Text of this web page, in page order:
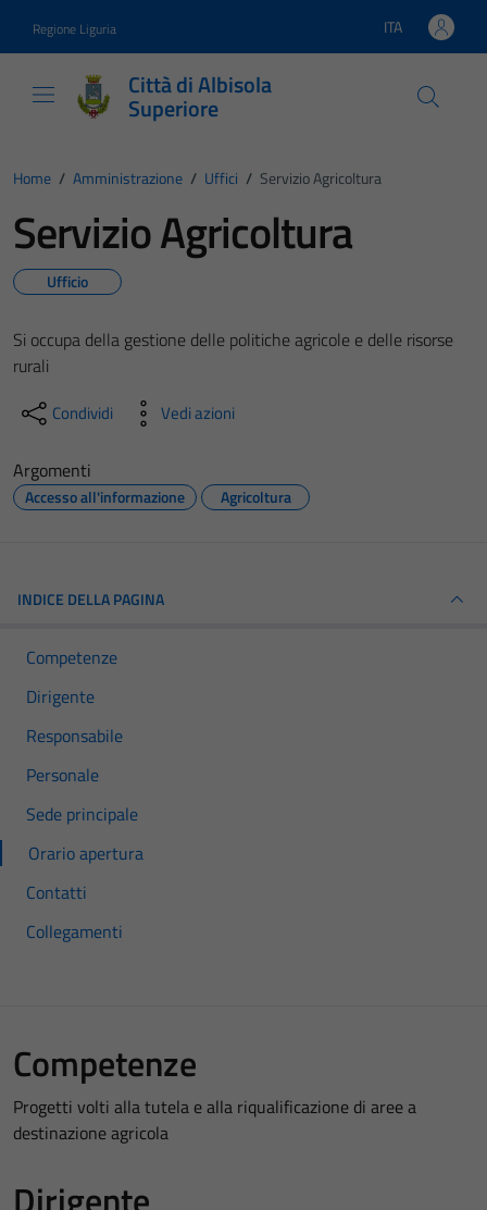
Regione Liguria Lingua attiva:
ITA
Città di Albisola
Superiore
Home / Amministrazione / Uffici / Servizio Agricoltura
Servizio Agricoltura
Ufficio
Si occupa della gestione delle politiche agricole e delle risorse
rurali
Condividi Vedi azioni
Argomenti
Accesso all'informazione Agricoltura
INDICE DELLA PAGINA
Competenze
Dirigente
Responsabile
Personale
Sede principale
Orario apertura
Contatti
Collegamenti
Competenze
Progetti volti alla tutela e alla riqualificazione di aree a
destinazione agricola